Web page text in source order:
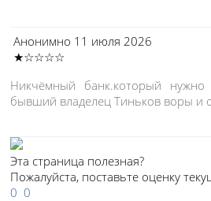
Анонимно 11 июля 2026
★☆☆☆☆
Никчёмный банк.который
бывший владелец Тиньков воры и
Эта страница полезная?
Пожалуйста, поставьте оценку
0 0